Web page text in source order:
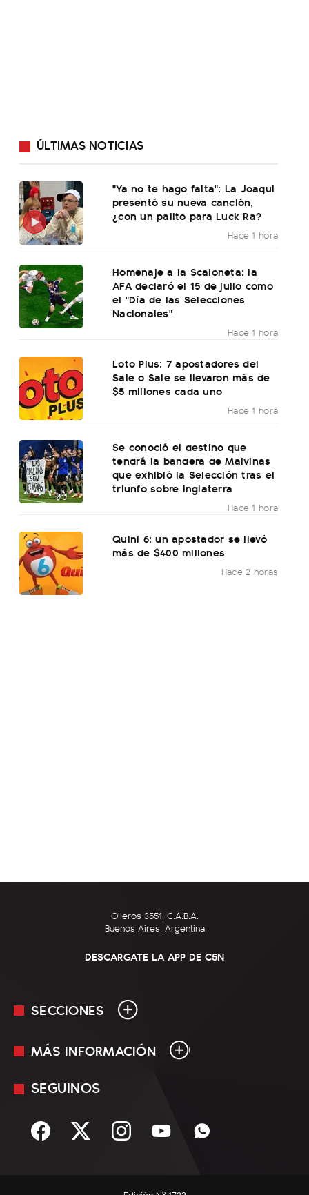
ÚLTIMAS NOTICIAS
"Ya no te hago falta": La Joaqui
presentó su nueva canción,
¿con un palito para Luck Ra?
Hace 1 hora
Homenaje a la Scaloneta: la
AFA declaró el 15 de julio como
el "Día de las Selecciones
Nacionales"
Hace 1 hora
Loto Plus: 7 apostadores del
Sale o Sale se llevaron más de
$5 millones cada uno
Hace 1 hora
Se conoció el destino que
tendrá la bandera de Malvinas
que exhibió la Selección tras el
triunfo sobre Inglaterra
Hace 1 hora
Quini 6: un apostador se llevó
más de $400 millones
Hace 2 horas
Olleros 3551, C.A.B.A.
Buenos Aires, Argentina
DESCARGATE LA APP DE C5N
SECCIONES
En Vivo
Sociedad
MÁS INFORMACIÓN
Mediakit
Términos y condiciones
SEGUINOS